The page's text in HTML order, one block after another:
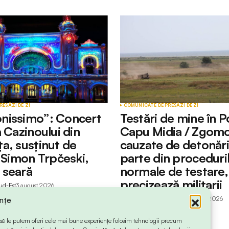
le putem oferi cele mai bune experiențe folosim tehnologii precum
ZI DE ZI
Concert
Cazinoului din
susținut de
Trpčeski,
Est3 august 2026
COMUNICATE DE PRESĂZI DE ZI
Testări de mine în
Capu Midia /
cauzate de
parte din
normale de testare,
precizează militarii
3 august 2026